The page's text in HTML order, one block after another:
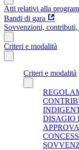
Atti relativi alla
Bandi di gara
Sovvenzioni,
Criteri e modalità
Criteri e modalità
DISAGIO